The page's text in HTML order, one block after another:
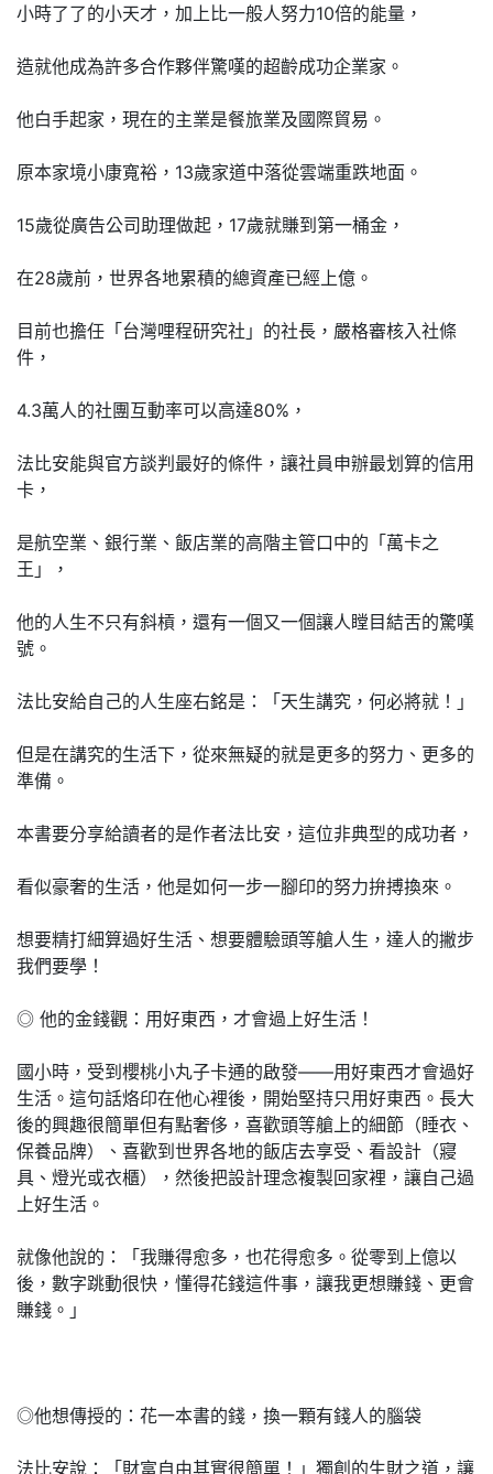
小時了了的小天才，加上比一般人努力10倍的能量，
造就他成為許多合作夥伴驚嘆的超齡成功企業家。
他白手起家，現在的主業是餐旅業及國際貿易。
原本家境小康寬裕，13歲家道中落從雲端重跌地面。
15歲從廣告公司助理做起，17歲就賺到第一桶金，
在28歲前，世界各地累積的總資產已經上億。
目前也擔任「台灣哩程研究社」的社長，嚴格審核入社條
件，
4.3萬人的社團互動率可以高達80%，
法比安能與官方談判最好的條件，讓社員申辦最划算的信用
卡，
是航空業、銀行業、飯店業的高階主管口中的「萬卡之
王」，
他的人生不只有斜槓，還有一個又一個讓人瞠目結舌的驚嘆
號。
法比安給自己的人生座右銘是：「天生講究，何必將就！」
但是在講究的生活下，從來無疑的就是更多的努力、更多的
準備。
本書要分享給讀者的是作者法比安，這位非典型的成功者，
看似豪奢的生活，他是如何一步一腳印的努力拚搏換來。
想要精打細算過好生活、想要體驗頭等艙人生，達人的撇步
我們要學！
◎ 他的金錢觀：用好東西，才會過上好生活！
國小時，受到櫻桃小丸子卡通的啟發——用好東西才會過好
生活。這句話烙印在他心裡後，開始堅持只用好東西。長大
後的興趣很簡單但有點奢侈，喜歡頭等艙上的細節（睡衣、
保養品牌）、喜歡到世界各地的飯店去享受、看設計（寢
具、燈光或衣櫃），然後把設計理念複製回家裡，讓自己過
上好生活。
就像他說的：「我賺得愈多，也花得愈多。從零到上億以
後，數字跳動很快，懂得花錢這件事，讓我更想賺錢、更會
賺錢。」
◎他想傳授的：花一本書的錢，換一顆有錢人的腦袋
法比安說：「財富自由其實很簡單！」獨創的生財之道，讓